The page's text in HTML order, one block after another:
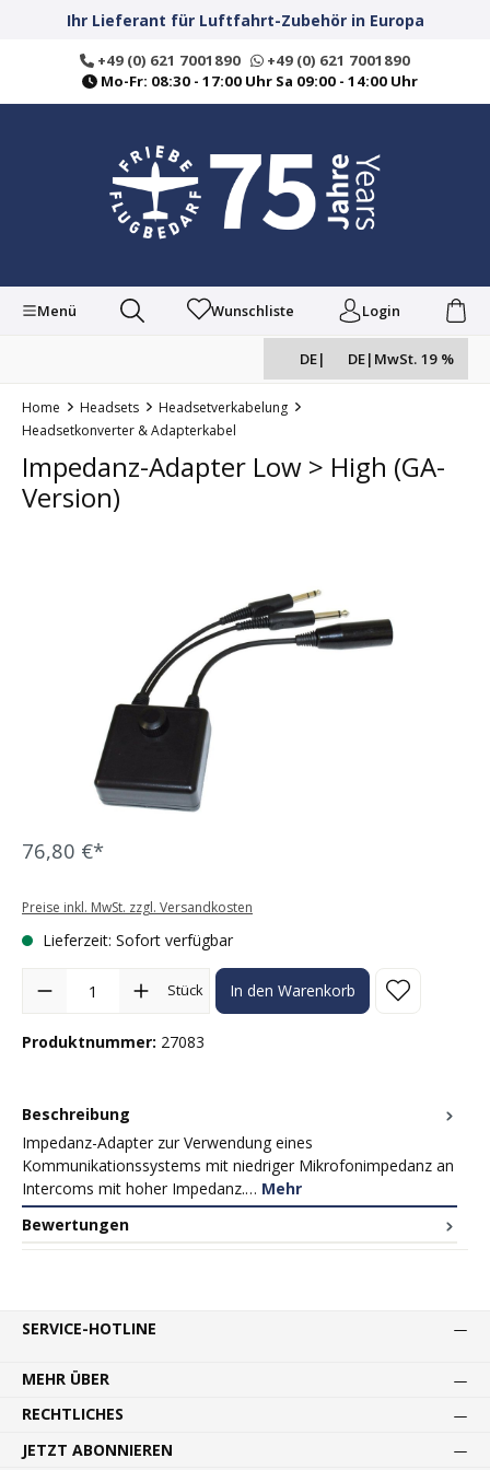
springenIhr Lieferant für Luftfahrt-Zubehör in Europa
+49 (0) 621 7001890
+49 (0) 621 7001890
Mo-Fr: 08:30 - 17:00 Uhr Sa 09:00 - 14:00 Uhr
Menü Wunschliste Login
DE| DE| MwSt. 19 %
Home Headsets
Headsetverkabelung
Headsetkonverter & Adapterkabel
Impedanz-Adapter Low > High (GA-
Version)
76,80 €*
Preise inkl. MwSt. zzgl. Versandkosten
Lieferzeit: Sofort verfügbar
Produkt Anzahl: Gib den gewünschten Wert ein oder benutze die
Stück In den Warenkorb
Produktnummer: 27083
Beschreibung
Impedanz-Adapter zur Verwendung eines
Kommunikationssystems mit niedriger Mikrofonimpedanz an
Intercoms mit hoher Impedanz.… Mehr
Bewertungen
SERVICE-HOTLINE
MEHR ÜBER
RECHTLICHES
JETZT ABONNIEREN